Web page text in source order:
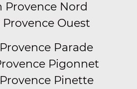
Provence Nord
Ouest
Parade
Pigonnet
Pinette